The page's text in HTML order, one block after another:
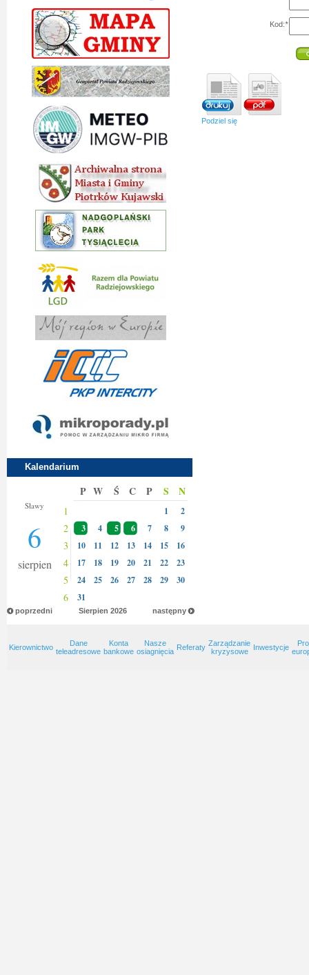
Kalendarium
Sławy
6
sierpien
P W Ś C P S N
1 1 2
2 3 4 5 6 7 8 9
3 10 11 12 13 14 15 16
4 17 18 19 20 21 22 23
5 24 25 26 27 28 29 30
6 31
poprzedni następny
Sierpien 2026
Kod:*
Podziel się
Kierownictwo
Dane
teleadresowe
Konta
bankowe
Nasze
osiagnięcia Referaty Zarządzanie
kryzysowe
Inwestycje